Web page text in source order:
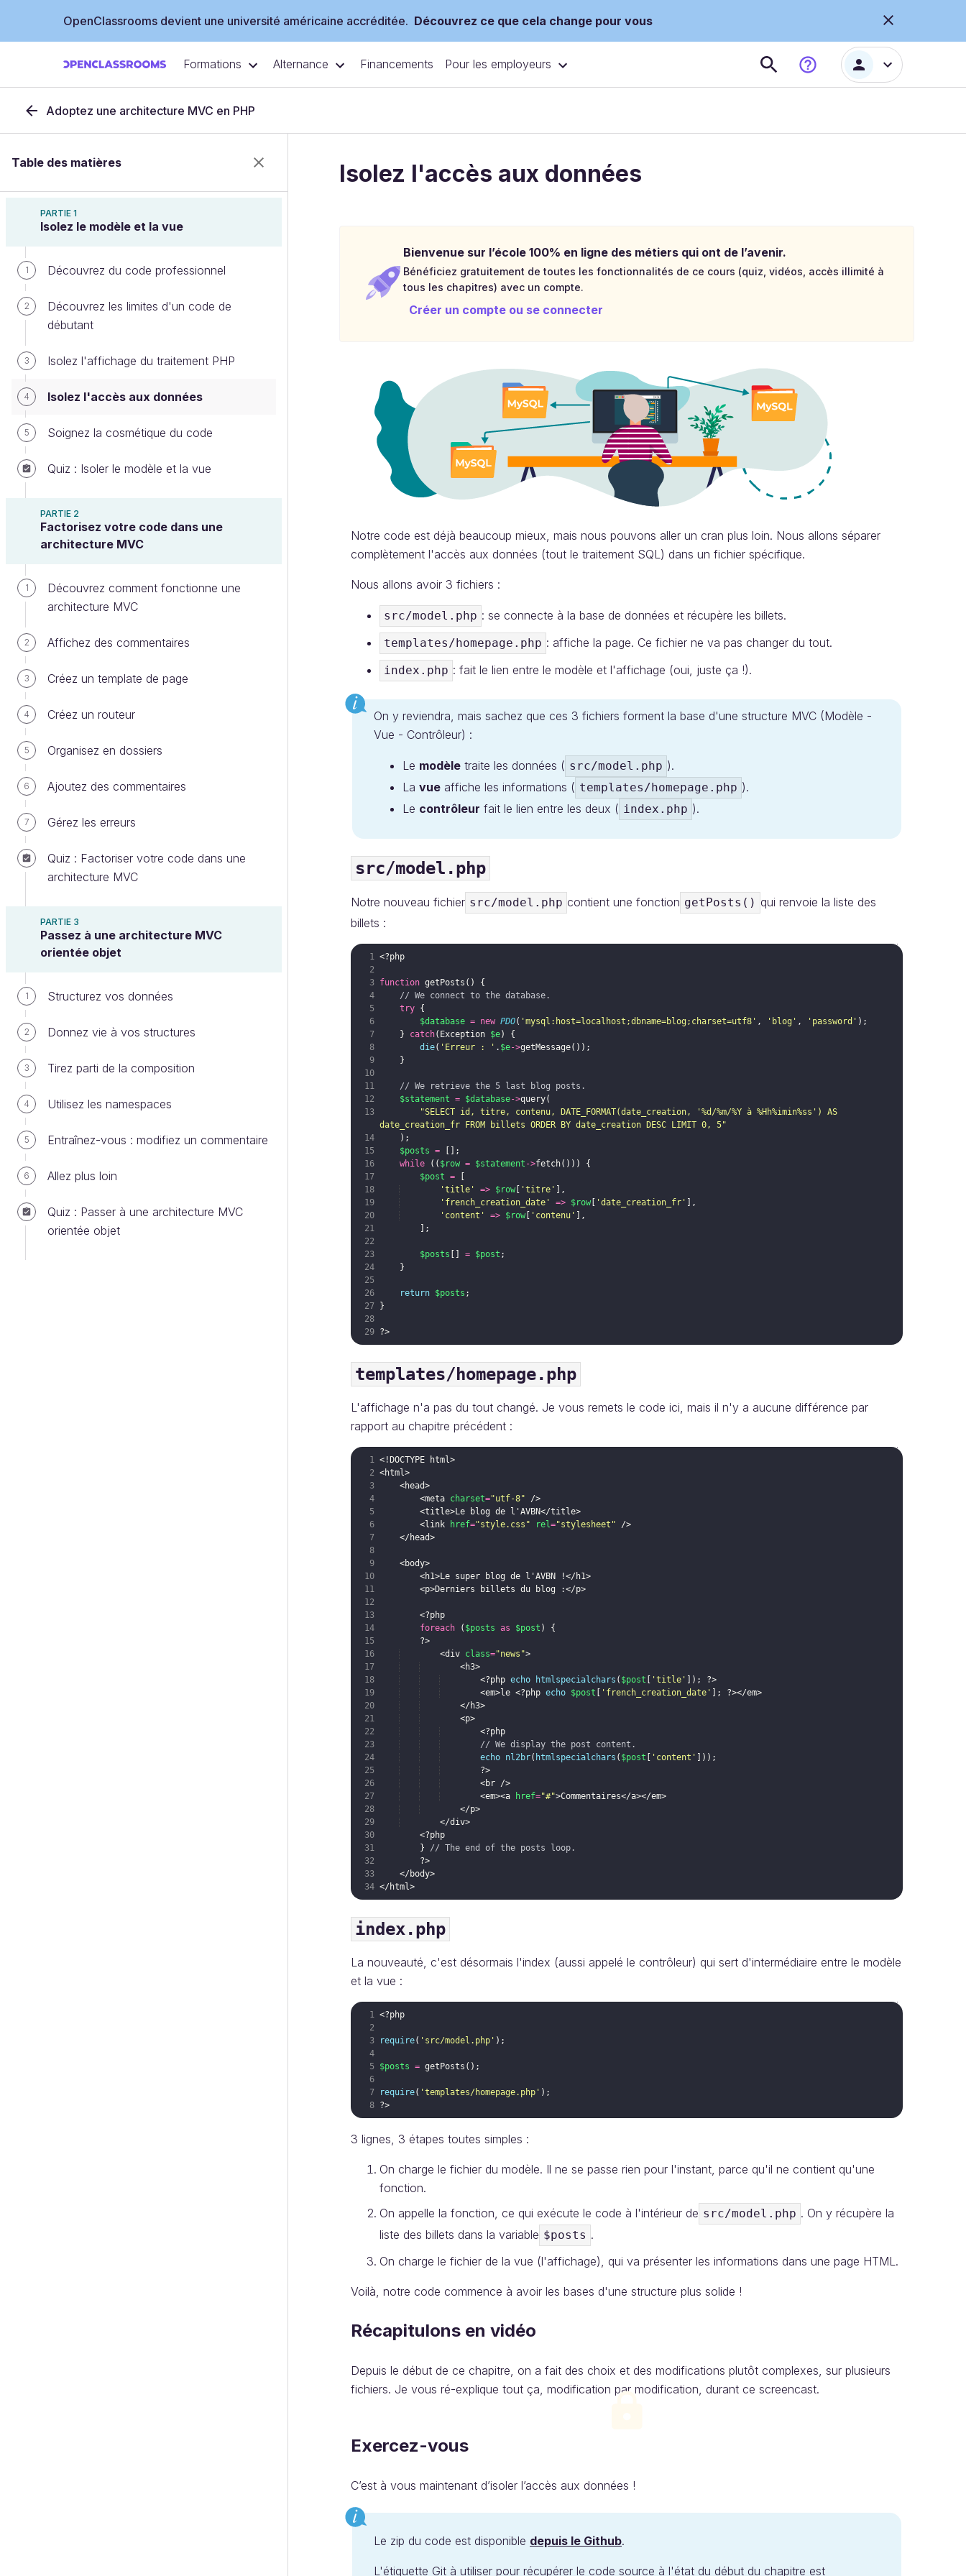
OpenClassrooms devient une université américaine accréditée. Découvrez ce que cela change pour vous
Formations Alternance Financements Pour les employeurs
Adoptez une architecture MVC en PHP
Table des matières
PARTIE 1
Isolez le modèle et la vue
1 Découvrez du code professionnel
2
Découvrez les limites d'un code de
débutant
3 Isolez l'affichage du traitement PHP
4 Isolez l'accès aux données
5 Soignez la cosmétique du code
Quiz : Isoler le modèle et la vue
PARTIE 2
Factorisez votre code dans une
architecture MVC
1
Découvrez comment fonctionne une
architecture MVC
2 Affichez des commentaires
3 Créez un template de page
4 Créez un routeur
5 Organisez en dossiers
6 Ajoutez des commentaires
7 Gérez les erreurs
Quiz : Factoriser votre code dans une
architecture MVC
PARTIE 3
Passez à une architecture MVC
orientée objet
1 Structurez vos données
2 Donnez vie à vos structures
3 Tirez parti de la composition
4 Utilisez les namespaces
5 Entraînez-vous : modifiez un commentaire
6 Allez plus loin
Quiz : Passer à une architecture MVC
orientée objet
Isolez l'accès aux données
Bienvenue sur l’école 100% en ligne des métiers qui ont de l’avenir.
Bénéficiez gratuitement de toutes les fonctionnalités de ce cours (quiz, vidéos, accès illimité à
tous les chapitres) avec un compte.
Créer un compte ou se connecter
Notre code est déjà beaucoup mieux, mais nous pouvons aller un cran plus loin. Nous allons séparer
complètement l'accès aux données (tout le traitement SQL) dans un fichier spécifique.
Nous allons avoir 3 fichiers :
src/model.php : se connecte à la base de données et récupère les billets.
templates/homepage.php : affiche la page. Ce fichier ne va pas changer du tout.
index.php : fait le lien entre le modèle et l'affichage (oui, juste ça !).
On y reviendra, mais sachez que ces 3 fichiers forment la base d'une structure MVC (Modèle -
Vue - Contrôleur) :
Le modèle traite les données ( src/model.php ).
La vue affiche les informations ( templates/homepage.php ).
Le contrôleur fait le lien entre les deux ( index.php ).
src/model.php
Notre nouveau fichier src/model.php contient une fonction getPosts() qui renvoie la liste des
billets :
<?php
function getPosts ( )
{
// We connect to the database.
try {
$database = new PDO( 'mysql:host=localhost;dbname=blog;charset=utf8' , 'blog' , 'password' ) ;
}
catch( Exception $e)
{
die( 'Erreur : ' . $e->getMessage( )) ;
}
// We retrieve the 5 last blog posts.
$statement = $database->query(
"SELECT id, titre, contenu, DATE_FORMAT(date_creation, '%d/%m/%Y à %Hh%imin%ss') AS
date_creation_fr FROM billets ORDER BY date_creation DESC LIMIT 0, 5"
) ;
$posts =
;
while
(( $row = $statement ->fetch( )))
{
$post =
'title'
=> $row 'titre'
,
'french_creation_date'
=> $row 'date_creation_fr'
,
'content'
=> $row 'contenu'
,
;
$posts = $post ;
}
return $posts ;
}
?>
templates/homepage.php
L'affichage n'a pas du tout changé. Je vous remets le code ici, mais il n'y a aucune différence par
rapport au chapitre précédent :
<! DOCTYPE html>
<html>
<head>
<meta charset="utf-8"
/>
<title>Le blog de l'AVBN</title>
<link href="style.css" rel="stylesheet"
/>
</head>
<body>
<h1>Le super blog de l'AVBN !</h1>
<p>Derniers billets du blog :</p>
<?php
foreach
( $posts as $post )
{
?>
<div class="news">
<h3>
<?php echo htmlspecialchars ( $post 'title' ]) ;
?>
<em>le <?php echo $post 'french_creation_date' ; ?></em>
</h3>
<p>
<?php
// We display the post content.
echo nl2br( htmlspecialchars ( $post 'content' ])) ;
?>
<br />
<em><a href="#">Commentaires</a></em>
</p>
</div>
<?php
}
// The end of the posts loop.
?>
</body>
</html>
index.php
La nouveauté, c'est désormais l'index (aussi appelé le contrôleur) qui sert d'intermédiaire entre le modèle
et la vue :
<?php
require( 'src/model.php' ) ;
$posts = getPosts ( ) ;
require( 'templates/homepage.php' ) ;
?>
3 lignes, 3 étapes toutes simples :
On charge le fichier du modèle. Il ne se passe rien pour l'instant, parce qu'il ne contient qu'une
fonction.
On appelle la fonction, ce qui exécute le code à l'intérieur de src/model.php . On y récupère la
liste des billets dans la variable $posts .
On charge le fichier de la vue (l'affichage), qui va présenter les informations dans une page HTML.
Voilà, notre code commence à avoir les bases d'une structure plus solide !
Récapitulons en vidéo
Depuis le début de ce chapitre, on a fait des choix et des modifications plutôt complexes, sur plusieurs
fichiers. Je vous ré-explique tout ça, modification par modification, durant ce screencast.
Exercez-vous
C’est à vous maintenant d’isoler l’accès aux données !
Le zip du code est disponible depuis le Github.
L'étiquette Git à utiliser pour récupérer le code source à l'état du début du chapitre est